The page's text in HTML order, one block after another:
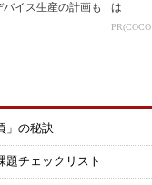
バイス生産の計画も
は
」の秘訣
題チェックリスト